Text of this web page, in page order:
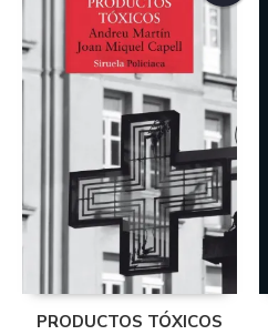
PRODUCTOS TÓXICOS